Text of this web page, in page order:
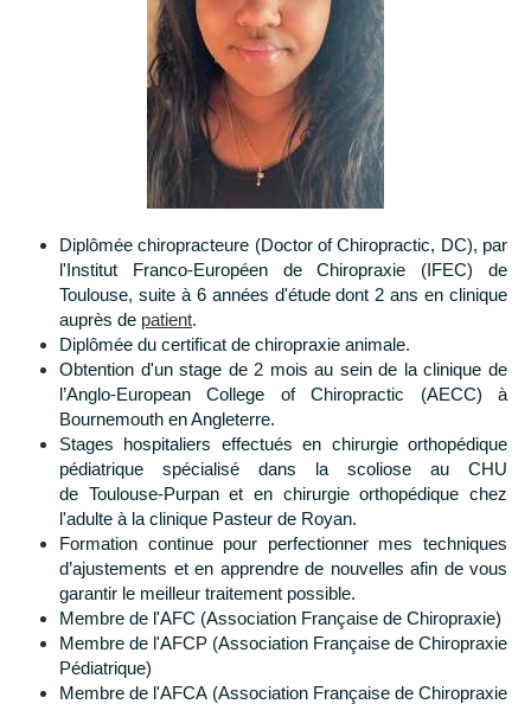
Diplômée chiropracteure (Doctor of Chiropractic, DC), par
l'Institut Franco-Européen de Chiropraxie (IFEC) de
Toulouse, suite à 6 années d'étude dont 2 ans en clinique
auprès de patient.
Diplômée du certificat de chiropraxie animale.
Obtention d'un stage de 2 mois au sein de la clinique de
l’Anglo-European College of Chiropractic (AECC) à
Bournemouth en Angleterre.
Stages hospitaliers effectués en chirurgie orthopédique
pédiatrique spécialisé dans la scoliose au CHU
de Toulouse-Purpan et en chirurgie orthopédique chez
l'adulte à la clinique Pasteur de Royan.
Formation continue pour perfectionner mes techniques
d’ajustements et en apprendre de nouvelles afin de vous
garantir le meilleur traitement possible.
Membre de l'AFC (Association Française de Chiropraxie)
Membre de l'AFCP (Association Française de Chiropraxie
Pédiatrique)
Membre de l'AFCA (Association Française de Chiropraxie